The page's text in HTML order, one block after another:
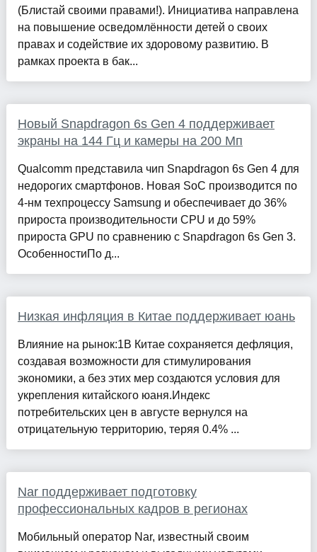
(Блистай своими правами!). Инициатива направлена
на повышение осведомлённости детей о своих
правах и содействие их здоровому развитию. В
рамках проекта в бак...
Новый Snapdragon 6s Gen 4 поддерживает
экраны на 144 Гц и камеры на 200 Мп
Qualcomm представила чип Snapdragon 6s Gen 4 для
недорогих смартфонов. Новая SoC производится по
4-нм техпроцессу Samsung и обеспечивает до 36%
прироста производительности CPU и до 59%
прироста GPU по сравнению с Snapdragon 6s Gen 3.
ОсобенностиПо д...
Низкая инфляция в Китае поддерживает юань
Влияние на рынок:1В Китае сохраняется дефляция,
создавая возможности для стимулирования
экономики, а без этих мер создаются условия для
укрепления китайского юаня.Индекс
потребительских цен в августе вернулся на
отрицательную территорию, теряя 0.4% ...
Nar поддерживает подготовку
профессиональных кадров в регионах
Мобильный оператор Nar, известный своим